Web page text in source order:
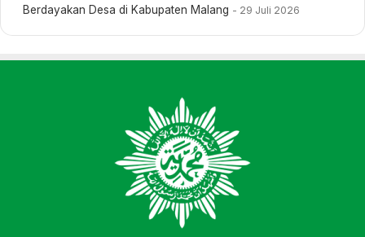
Berdayakan Desa di Kabupaten Malang
29 Juli 2026